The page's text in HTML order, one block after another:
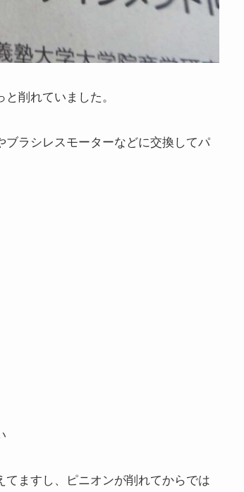
削れていました。
ブラシレスモーターなどに交換してパ
ますし、ピニオンが削れてからでは